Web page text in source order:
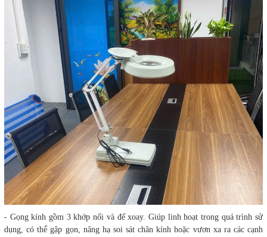
- Gọng kính gồm 3 khớp nối và đế xoay. Giúp linh hoạt trong quá trình sử
dụng, có thể gập gọn, nâng hạ soi sát chân kính hoặc vươn xa ra các cạnh